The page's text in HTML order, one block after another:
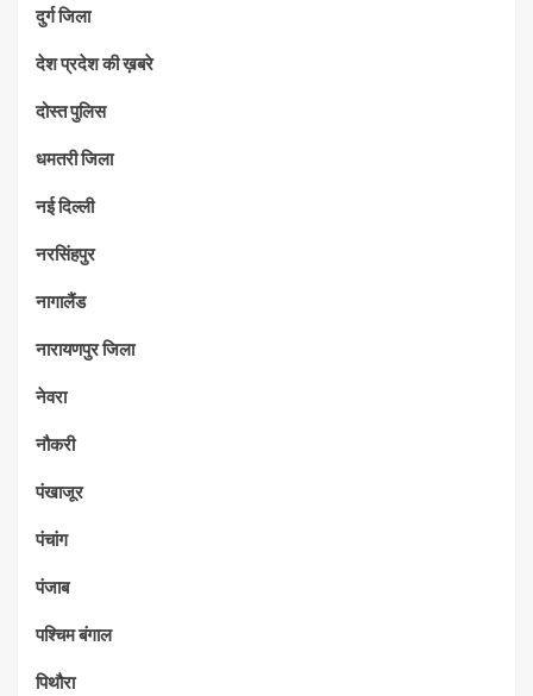
दुर्ग जिला
देश प्रदेश की ख़बरे
दोस्त पुलिस
धमतरी जिला
नई दिल्ली
नरसिंहपुर
नागालैंड
नारायणपुर जिला
नेवरा
नौकरी
पंखाजूर
पंचांग
पंजाब
पश्चिम बंगाल
पिथौरा